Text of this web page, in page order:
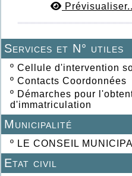
Services et N° utiles
º Cellule d'intervention
º Contacts Coordonnées
º Démarches pour
d'immatriculation
Municipalité
º LE CONSEIL
Etat civil